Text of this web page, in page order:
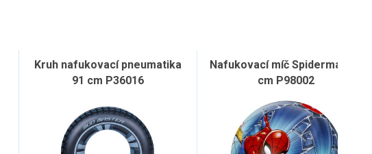
Kruh nafukovací pneumatika
91 cm P36016
Nafukovací míč Spiderman 51
cm P98002